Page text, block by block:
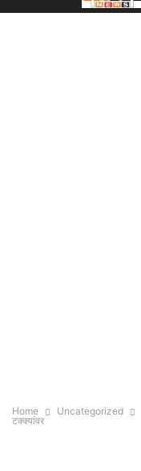
Home Uncategorized
टक्क्यांवर